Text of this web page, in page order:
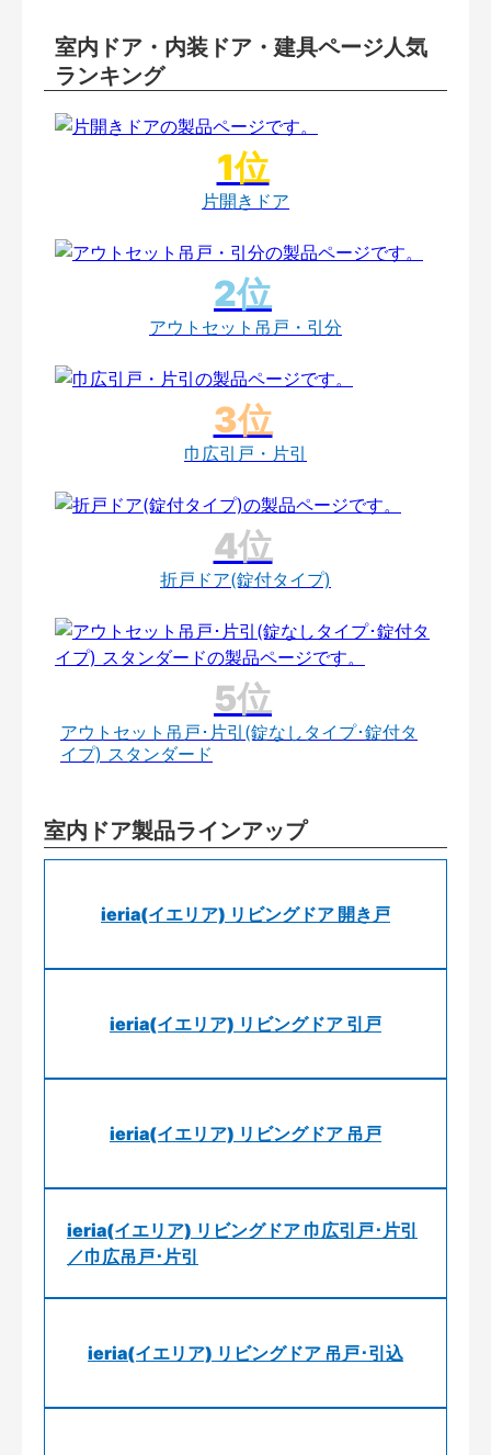
室内ドア・内装ドア・建具ページ人気
ランキング
片開きドア
アウトセット吊戸・引分
巾広引戸・片引
折戸ドア(錠付タイプ)
アウトセット吊戸･片引(錠なしタイプ･錠付タ
イプ) スタンダード
室内ドア製品ラインアップ
ieria(イエリア) リビングドア 開き戸
ieria(イエリア) リビングドア 引戸
ieria(イエリア) リビングドア 吊戸
ieria(イエリア) リビングドア 巾広引戸･片引
／巾広吊戸･片引
ieria(イエリア) リビングドア 吊戸･引込